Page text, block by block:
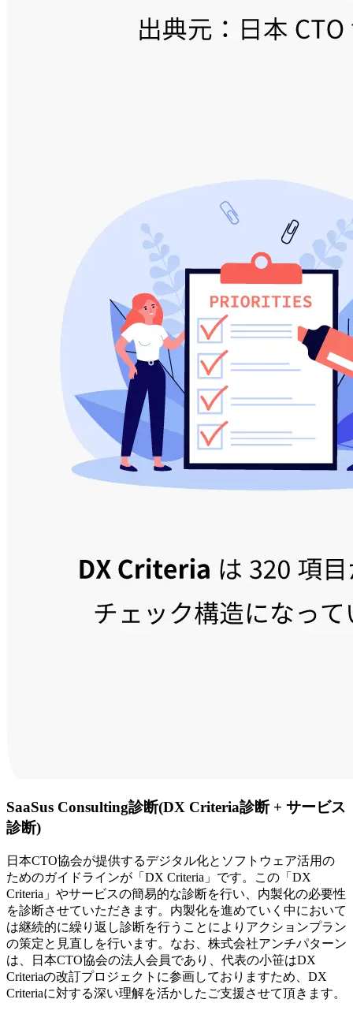
SaaSus Consulting診断(DX Criteria診断 + サービス
診断)
日本CTO協会が提供するデジタル化とソフトウェア活用の
ためのガイドラインが「DX Criteria」です。この「DX
Criteria」やサービスの簡易的な診断を行い、内製化の必要性
を診断させていただきます。 内製化を進めていく中において
は継続的に繰り返し診断を行うことによりアクションプラン
の策定と見直しを行います。 なお、株式会社アンチパターン
は、日本CTO協会の法人会員であり、代表の小笹はDX
Criteriaの改訂プロジェクトに参画しておりますため、DX
Criteriaに対する深い理解を活かしたご支援させて頂きます。